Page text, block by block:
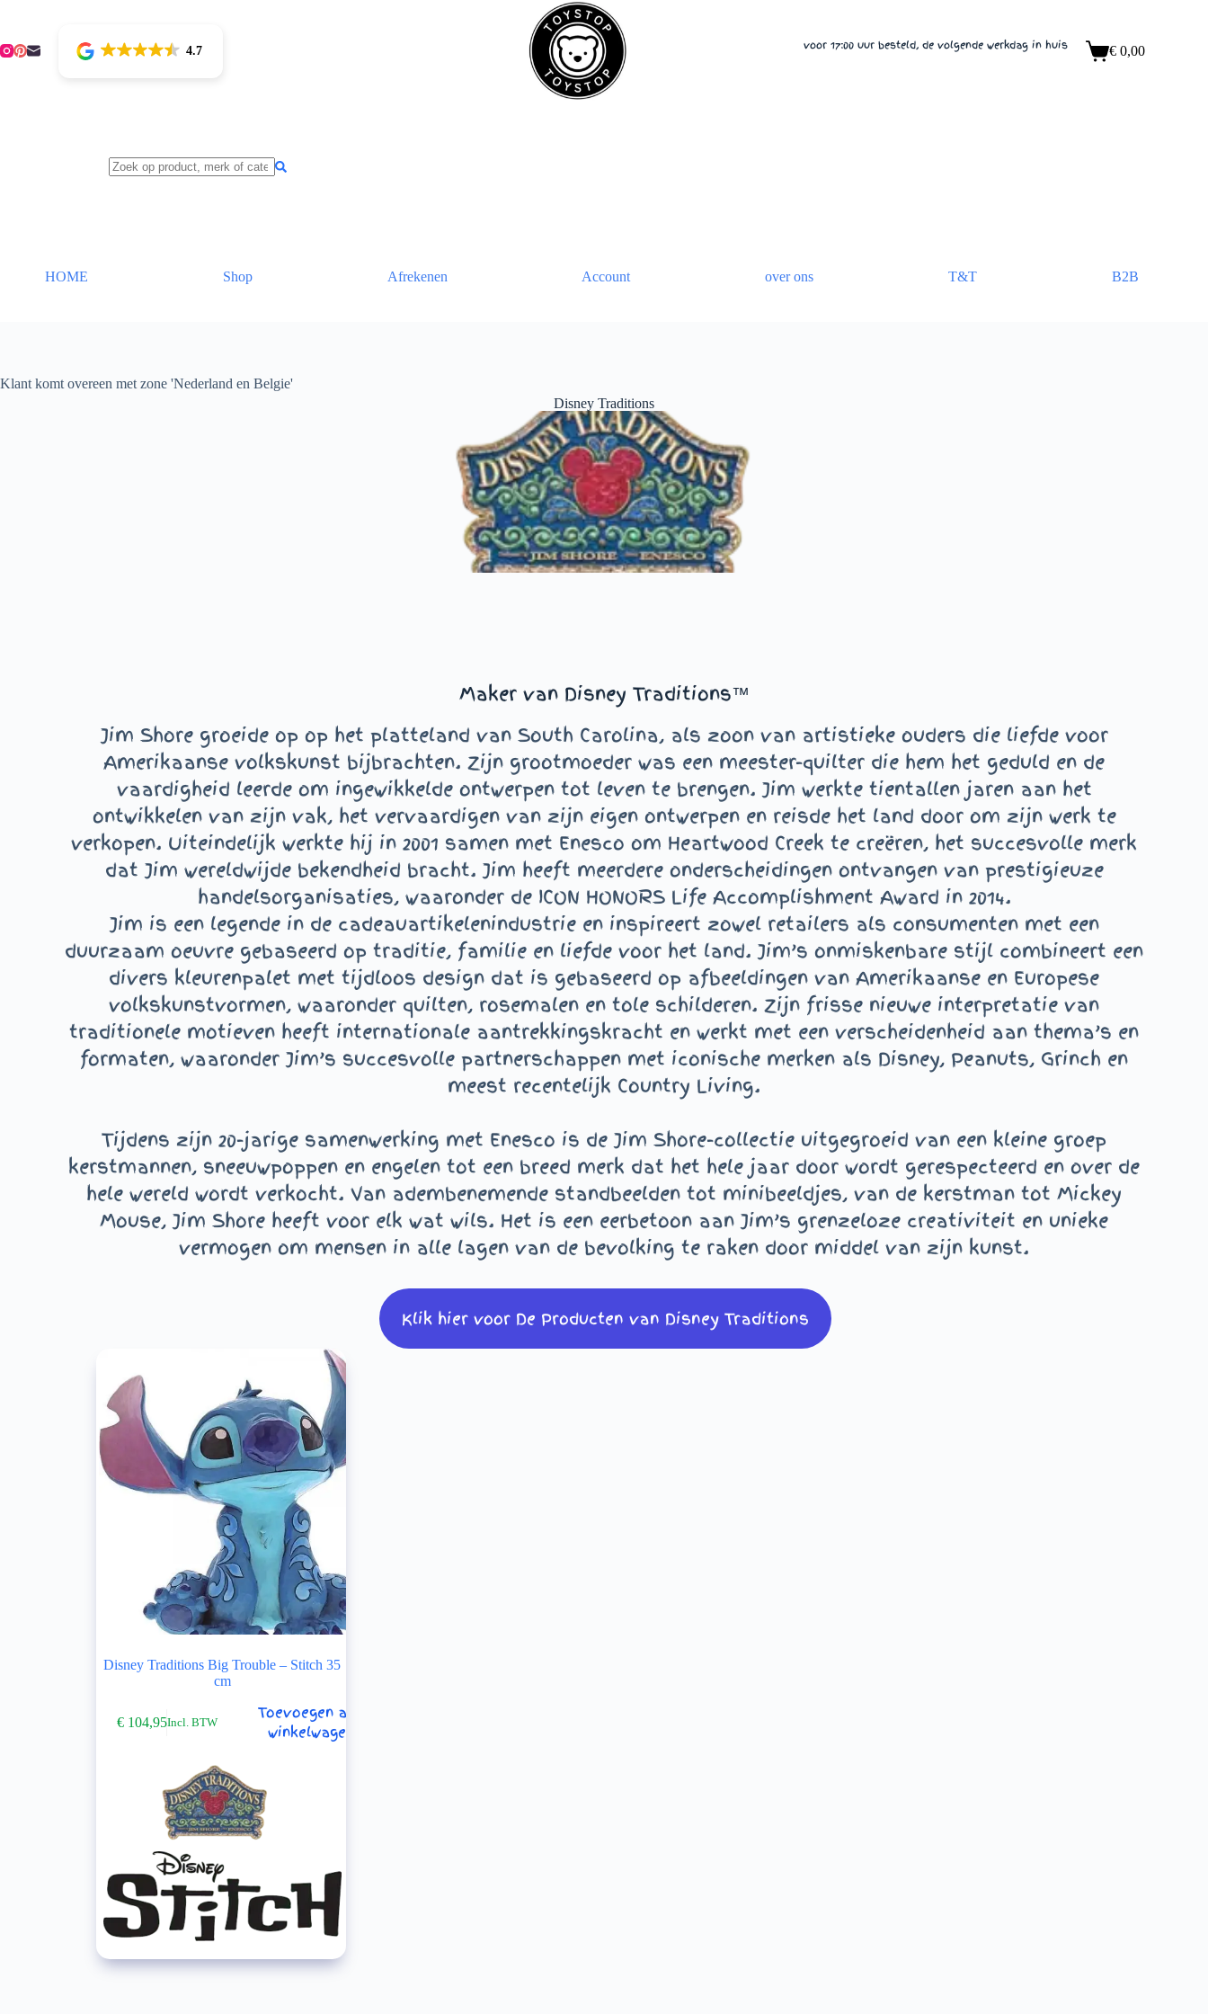
4.7 voor 17:00 uur besteld, de volgende werkdag in huis € 0,00
HOME Shop Afrekenen Account over ons T&T B2B
Klant komt overeen met zone 'Nederland en Belgie'
Disney Traditions
Maker van Disney Traditions™
Jim Shore groeide op op het platteland van South Carolina, als zoon van artistieke ouders die liefde voor
Amerikaanse volkskunst bijbrachten. Zijn grootmoeder was een meester-quilter die hem het geduld en de
vaardigheid leerde om ingewikkelde ontwerpen tot leven te brengen. Jim werkte tientallen jaren aan het
ontwikkelen van zijn vak, het vervaardigen van zijn eigen ontwerpen en reisde het land door om zijn werk te
verkopen. Uiteindelijk werkte hij in 2001 samen met Enesco om Heartwood Creek te creëren, het succesvolle merk
dat Jim wereldwijde bekendheid bracht. Jim heeft meerdere onderscheidingen ontvangen van prestigieuze
handelsorganisaties, waaronder de ICON HONORS Life Accomplishment Award in 2014.
Jim is een legende in de cadeauartikelenindustrie en inspireert zowel retailers als consumenten met een
duurzaam oeuvre gebaseerd op traditie, familie en liefde voor het land. Jim’s onmiskenbare stijl combineert een
divers kleurenpalet met tijdloos design dat is gebaseerd op afbeeldingen van Amerikaanse en Europese
volkskunstvormen, waaronder quilten, rosemalen en tole schilderen. Zijn frisse nieuwe interpretatie van
traditionele motieven heeft internationale aantrekkingskracht en werkt met een verscheidenheid aan thema’s en
formaten, waaronder Jim’s succesvolle partnerschappen met iconische merken als Disney, Peanuts, Grinch en
meest recentelijk Country Living.
Tijdens zijn 20-jarige samenwerking met Enesco is de Jim Shore-collectie uitgegroeid van een kleine groep
kerstmannen, sneeuwpoppen en engelen tot een breed merk dat het hele jaar door wordt gerespecteerd en over de
hele wereld wordt verkocht. Van adembenemende standbeelden tot minibeeldjes, van de kerstman tot Mickey
Mouse, Jim Shore heeft voor elk wat wils. Het is een eerbetoon aan Jim’s grenzeloze creativiteit en unieke
vermogen om mensen in alle lagen van de bevolking te raken door middel van zijn kunst.
Klik hier voor De Producten van Disney Traditions
Disney Traditions Big Trouble – Stitch 35
cm
€104,95Incl. BTW
Toevoegen aan
winkelwagen